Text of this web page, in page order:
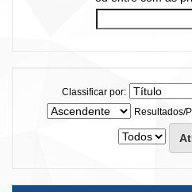
Classificar por:
Resultados/